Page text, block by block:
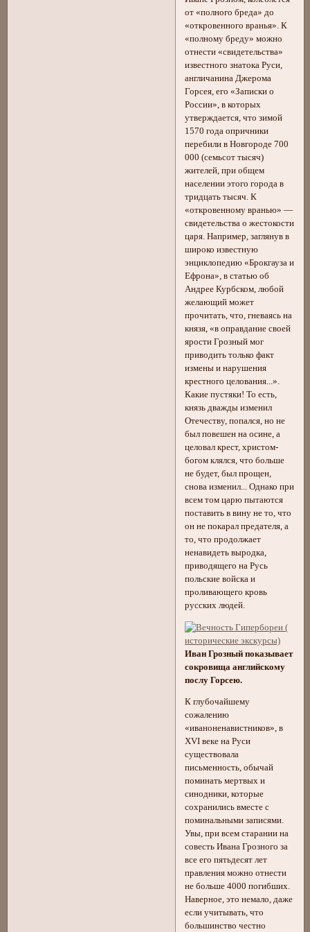
от «полного бреда» до
«откровенного вранья». К
«полному бреду» можно
отнести «свидетельства»
известного знатока Руси,
англичанина Джерома
Горсея, его «Записки о
России», в которых
утверждается, что зимой
1570 года опричники
перебили в Новгороде 700
000 (семьсот тысяч)
жителей, при общем
населении этого города в
тридцать тысяч. К
«откровенному вранью» —
свидетельства о жестокости
царя. Например, заглянув в
широко известную
энциклопедию «Брокгауза и
Ефрона», в статью об
Андрее Курбском, любой
желающий может
прочитать, что, гневаясь на
князя, «в оправдание своей
ярости Грозный мог
приводить только факт
измены и нарушения
крестного целования...».
Какие пустяки! То есть,
князь дважды изменил
Отечеству, попался, но не
был повешен на осине, а
целовал крест, христом-
богом клялся, что больше
не будет, был прощен,
снова изменил... Однако при
всем том царю пытаются
поставить в вину не то, что
он не покарал предателя, а
то, что продолжает
ненавидеть выродка,
приводящего на Русь
польские войска и
проливающего кровь
русских людей.
Иван Грозный показывает
сокровища английскому
послу Горсею.
К глубочайшему
сожалению
«иваноненавистников», в
XVI веке на Руси
существовала
письменность, обычай
поминать мертвых и
синодники, которые
сохранились вместе с
поминальными записями.
Увы, при всем старании на
совесть Ивана Грозного за
все его пятьдесят лет
правления можно отнести
не больше 4000 погибших.
Наверное, это немало, даже
если учитывать, что
большинство честно